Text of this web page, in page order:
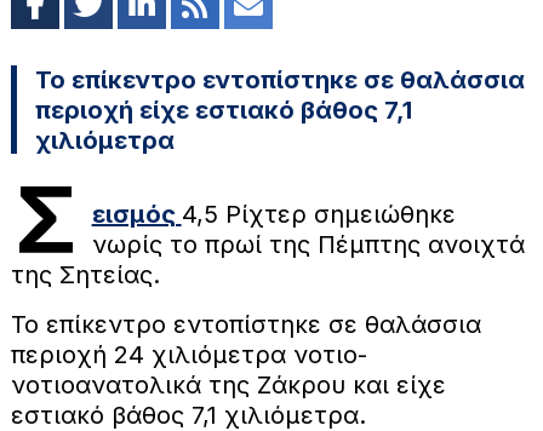
Το επίκεντρο εντοπίστηκε σε θαλάσσια
περιοχή είχε εστιακό βάθος 7,1
χιλιόμετρα
Σ εισμός 4,5 Ρίχτερ σημειώθηκε
νωρίς το πρωί της Πέμπτης ανοιχτά
της Σητείας.
Το επίκεντρο εντοπίστηκε σε θαλάσσια
περιοχή 24 χιλιόμετρα νοτιο-
νοτιοανατολικά της Ζάκρου και είχε
εστιακό βάθος 7,1 χιλιόμετρα.